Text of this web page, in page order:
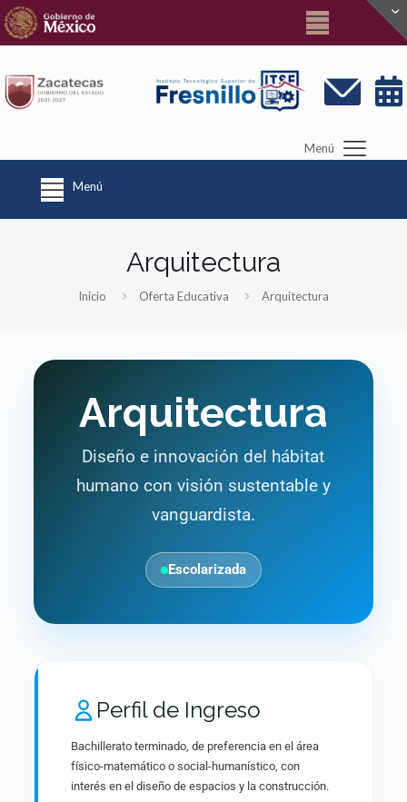
Menú
Menú
Arquitectura
Inicio Oferta Educativa Arquitectura
Arquitectura
Diseño e innovación del hábitat
humano con visión sustentable y
vanguardista.
Escolarizada
Perfil de Ingreso
Bachillerato terminado, de preferencia en el área
físico-matemático o social-humanístico, con
interés en el diseño de espacios y la construcción.